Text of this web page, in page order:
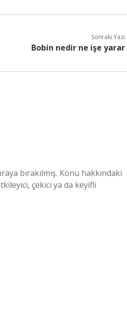
Sonraki Yazı
Bobin nedir ne işe yarar
bırakılmış. Konu hakkındaki
çekici ya da keyifli